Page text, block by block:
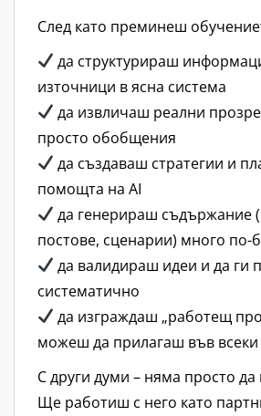
След като преминеш
да структурираш
източници в ясна система
да извличаш реални
просто обобщения
да създаваш стратегии и
помощта на AI
да генерираш съдържание
постове, сценарии) много по-
да валидираш идеи и да ги
систематично
да изграждаш „работещ
можеш да прилагаш във всеки
С други думи – няма просто
Ще работиш с него като